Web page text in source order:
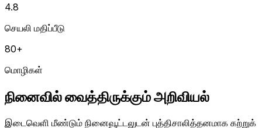
4.8
செயலி மதிப்பீடு
80+
மொழிகள்
நினைவில் வைத்திருக்கும் அறிவியல்
இடைவெளி மீண்டும் நினைவூட்டலுடன் புத்திசாலித்தனமாக கற்றுக்